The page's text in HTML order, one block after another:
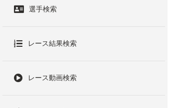
選手検索
レース結果検索
レース動画検索